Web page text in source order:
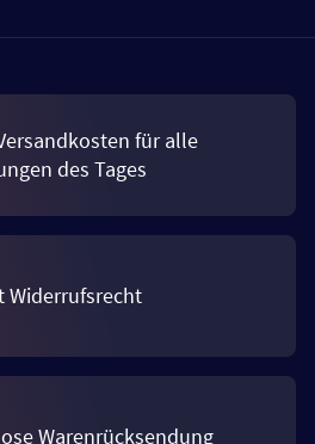
für alle
des Tages
Widerrufsrecht
Warenrücksendung